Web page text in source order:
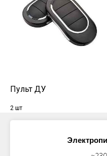
Пульт ДУ
2 шт